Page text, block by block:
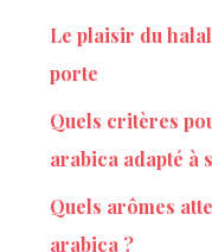
Le plaisir du
porte
Quels critères
arabica adapté à
Quels arômes
arabica ?